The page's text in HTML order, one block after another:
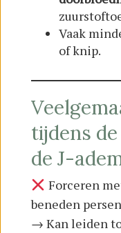
Vaak
of knip.
tijdens
de J-
Forceren
beneden persen
→ Kan leiden